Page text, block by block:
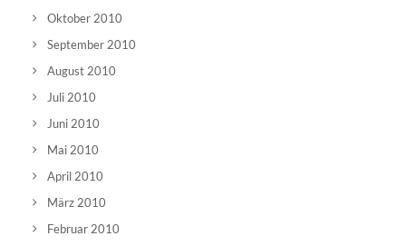
Oktober 2010
September 2010
August 2010
Juli 2010
Juni 2010
Mai 2010
April 2010
März 2010
Februar 2010